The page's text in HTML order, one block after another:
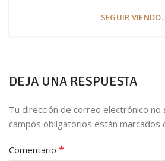
SEGUIR VIENDO..
DEJA UNA RESPUESTA
Tu dirección de correo electrónico no
campos obligatorios están marcados
Comentario *